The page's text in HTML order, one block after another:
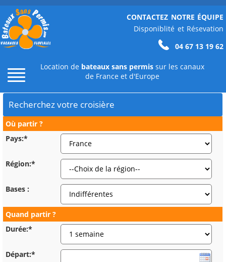
CONTACTEZ NOTRE ÉQUIPE
Disponiblité et Résevation
04 67 13 19 62
Location de bateaux sans permis sur les canaux
de France et d'Europe
Recherchez votre croisière
Où partir ?
Pays:*
Région:*
Bases :
Quand partir ?
Durée:*
Départ:*